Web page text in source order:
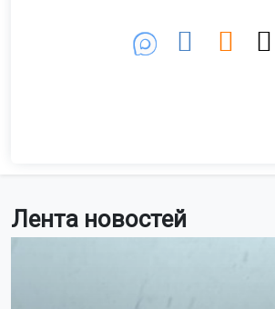
Лента новостей